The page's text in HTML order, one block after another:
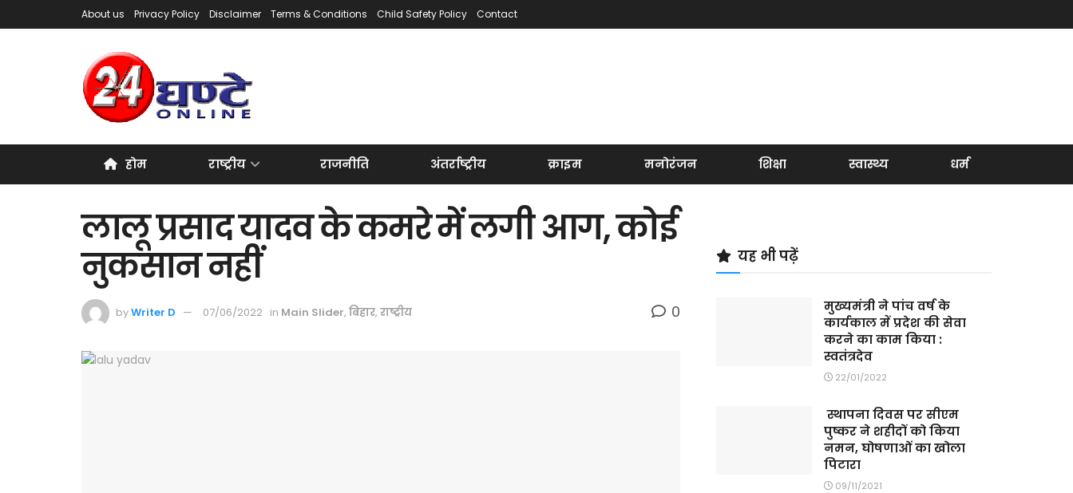
About us Privacy Policy Disclaimer Terms & Conditions Child Safety Policy Contact
होम राष्ट्रीय राजनीति अंतर्राष्ट्रीय क्राइम मनोरंजन शिक्षा स्वास्थ्य धर्म
लालू प्रसाद यादव के कमरे में लगी आग, कोई
नुकसान नहीं
byWriter D 07/06/2022 in Main Slider, बिहार, राष्ट्रीय 0
यह भी पढ़ें
मुख्यमंत्री ने पांच वर्ष के
कार्यकाल में प्रदेश की सेवा
करने का काम किया :
स्वतंत्रदेव
22/01/2022
स्थापना दिवस पर सीएम
पुष्कर ने शहीदों को किया
नमन, घोषणाओं का खोला
पिटारा
09/11/2021